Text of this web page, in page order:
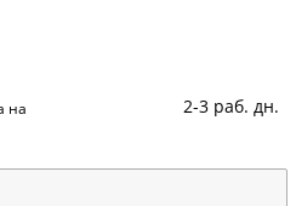
на
2-3 раб. дн.